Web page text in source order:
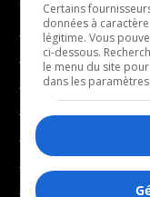
- Affaires municipales
- Communauté /
- Culture
- Économie
- Éducation
- Environnement
- Faits divers
Certains
données à
légitime. Vous
ci-dessous.
le menu du site
dans les